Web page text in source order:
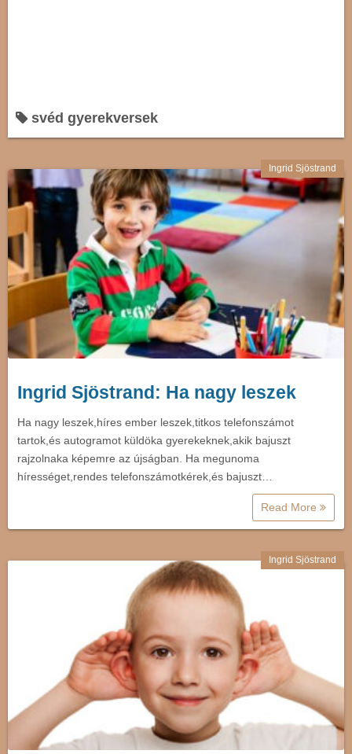
svéd gyerekversek
Ingrid Sjöstrand
Ingrid Sjöstrand: Ha nagy leszek
Ha nagy leszek,híres ember leszek,titkos telefonszámot
tartok,és autogramot küldöka gyerekeknek,akik bajuszt
rajzolnaka képemre az újságban. Ha megunoma
hírességet,rendes telefonszámotkérek,és bajuszt…
Read More
Ingrid Sjöstrand